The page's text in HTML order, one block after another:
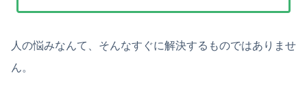
人の悩みなんて、そんなすぐに解決するものではありませ
ん。